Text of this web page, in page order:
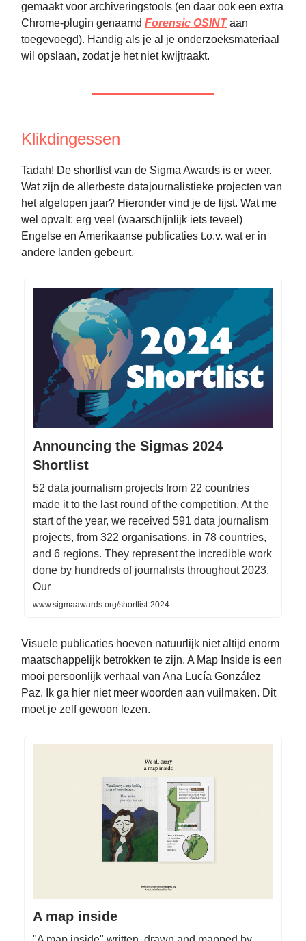
gemaakt voor archiveringstools (en daar ook een extra
Chrome-plugin genaamd Forensic OSINTaan
toegevoegd). Handig als je al je onderzoeksmateriaal
wil opslaan, zodat je het niet kwijtraakt.
Klikdingessen
Tadah! De shortlist van de Sigma Awards is er weer.
Wat zijn de allerbeste datajournalistieke projecten van
het afgelopen jaar? Hieronder vind je de lijst. Wat me
wel opvalt: erg veel (waarschijnlijk iets teveel)
Engelse en Amerikaanse publicaties t.o.v. wat er in
andere landen gebeurt.
Announcing the Sigmas 2024
Shortlist
52 data journalism projects from 22 countries
made it to the last round of the competition. At the
start of the year, we received 591 data journalism
projects, from 322 organisations, in 78 countries,
and 6 regions. They represent the incredible work
done by hundreds of journalists throughout 2023.
Our
www.sigmaawards.org/shortlist-2024
Visuele publicaties hoeven natuurlijk niet altijd enorm
maatschappelijk betrokken te zijn. A Map Inside is een
mooi persoonlijk verhaal van Ana Lucía González
Paz. Ik ga hier niet meer woorden aan vuilmaken. Dit
moet je zelf gewoon lezen.
A map inside